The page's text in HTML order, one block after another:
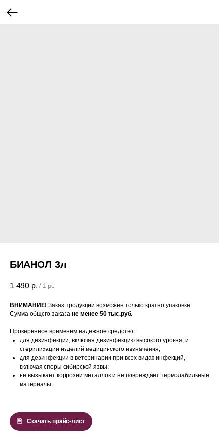
БИАНОЛ 3л
1 490 р. / 1 pc
ВНИМАНИЕ! Заказ продукции возможен только кратно упаковке.
Сумма общего заказа не менее 50 тыс.руб.
Проверенное временем надежное средство:
для дезинфекции, включая дезинфекцию высокого уровня, и
стерилизации изделий медицинского назначения;
для дезинфекции в ветеринарии при всех видах инфекций,
включая споры сибирской язвы;
не вызывает коррозии металлов и не повреждает термолабильные
материалы.
Скачать прайс-лист